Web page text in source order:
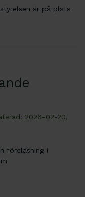
är på plats
2026-02-20,
föreläsning i